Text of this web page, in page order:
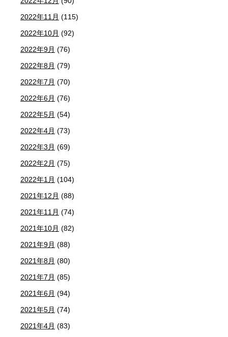
2022年11月 (115)
2022年10月 (92)
2022年9月 (76)
2022年8月 (79)
2022年7月 (70)
2022年6月 (76)
2022年5月 (54)
2022年4月 (73)
2022年3月 (69)
2022年2月 (75)
2022年1月 (104)
2021年12月 (88)
2021年11月 (74)
2021年10月 (82)
2021年9月 (88)
2021年8月 (80)
2021年7月 (85)
2021年6月 (94)
2021年5月 (74)
2021年4月 (83)